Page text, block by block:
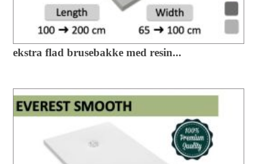
ekstra flad brusebakke med resin...